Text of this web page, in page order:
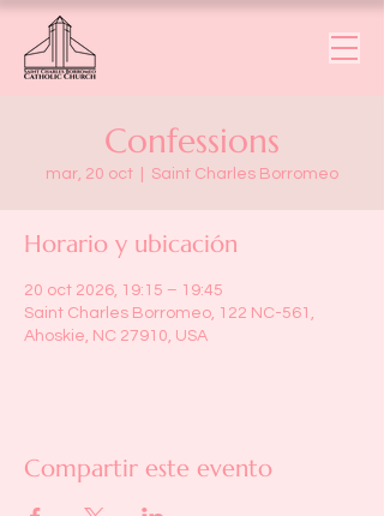
Confessions
mar, 20 oct Saint Charles Borromeo
Horario y ubicación
20 oct 2026, 19:15 – 19:45
Saint Charles Borromeo, 122 NC-561,
Ahoskie, NC 27910, USA
Compartir este evento